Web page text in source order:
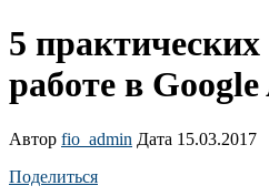
5 практических
работе в
Автор fio_admin Дата 15.03.2017
Поделиться